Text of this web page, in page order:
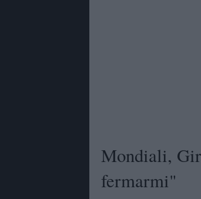
Mondiali,
fermarmi"